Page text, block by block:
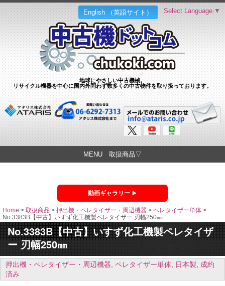
English （英語サイト）
地球にやさしい中古機械。
リサイクル機器を中心に国内外問わず数多くの中古物件を取り扱っております。
Select Language ▼
MENU 取扱商品▽
動画ギャラリー
Home > 取扱商品 > 押出機・ペレタイザー・周辺機器 > ペレタイザー単体 >
No.3383B【中古】いすず化工機製ペレタイザー 刃幅250㎜
No.3383B【中古】いすず化工機製ペレタイザ
ー 刃幅250㎜
押出機・ペレタイザー・周辺機器, ペレタイザー単体, 日本製, 成約
済み